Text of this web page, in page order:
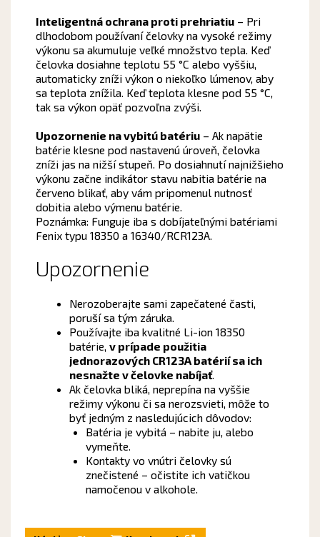
Inteligentná ochrana proti prehriatiu– Pri
dlhodobom používaní čelovky na vysoké režimy
výkonu sa akumuluje veľké množstvo tepla. Keď
čelovka dosiahne teplotu 55 °C alebo vyššiu,
automaticky zníži výkon o niekoľko lúmenov, aby
sa teplota znížila. Keď teplota klesne pod 55 °C,
tak sa výkon opäť pozvoľna zvýši.
Upozornenie na vybitú batériu– Ak napätie
batérie klesne pod nastavenú úroveň, čelovka
zníži jas na nižší stupeň. Po dosiahnutí najnižšieho
výkonu začne indikátor stavu nabitia batérie na
červeno blikať, aby vám pripomenul nutnosť
dobitia alebo výmenu batérie.
Poznámka: Funguje iba s dobíjateľnými batériami
Fenix typu 18350 a 16340/RCR123A.
Upozornenie
Nerozoberajte sami zapečatené časti,
poruší sa tým záruka.
Používajte iba kvalitné Li-ion 18350
batérie, v prípade použitia
jednorazových CR123A batérií sa ich
nesnažte v čelovke nabíjať.
Ak čelovka bliká, neprepína na vyššie
režimy výkonu či sa nerozsvieti, môže to
byť jedným z nasledujúcich dôvodov:
Batéria je vybitá – nabite ju, alebo
vymeňte.
Kontakty vo vnútri čelovky sú
znečistené – očistite ich vatičkou
namočenou v alkohole.